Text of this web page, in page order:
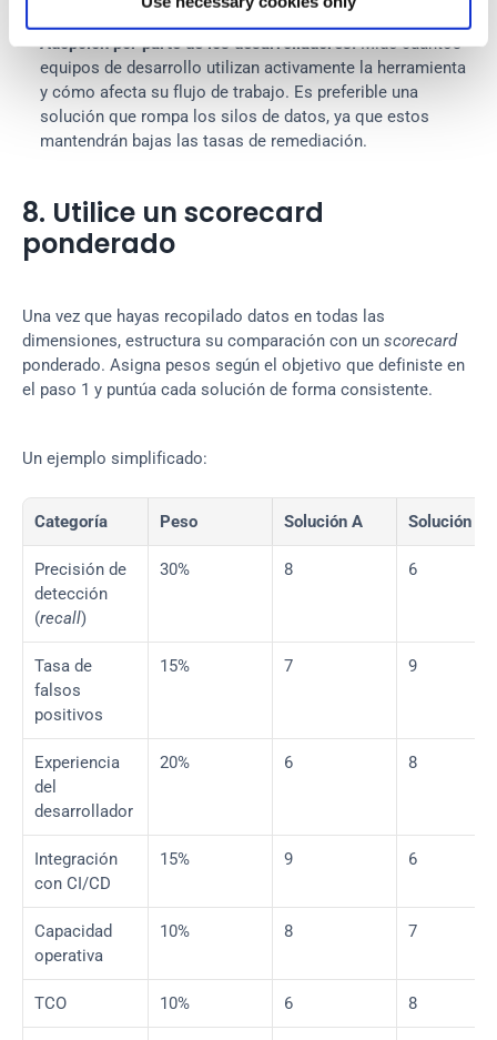
Adopción por parte de los desarrolladores: Mide cuántos
equipos de desarrollo utilizan activamente la herramienta
y cómo afecta su flujo de trabajo. Es preferible una
solución que rompa los silos de datos, ya que estos
mantendrán bajas las tasas de remediación.
8. Utilice un scorecard
ponderado
Una vez que hayas recopilado datos en todas las
dimensiones, estructura su comparación con un scorecard
ponderado. Asigna pesos según el objetivo que definiste en
el paso 1 y puntúa cada solución de forma consistente.
Un ejemplo simplificado:
Categoría Peso Solución A Solución B
Precisión de
detección
(recall)
30% 8 6
Tasa de
falsos
positivos
15% 7 9
Experiencia
del
desarrollador
20% 6 8
Integración
con CI/CD
15% 9 6
Capacidad
operativa
10% 8 7
TCO 10% 6 8